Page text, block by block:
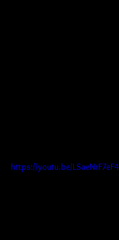
https://youtu.be/LSaeNrF7eF4